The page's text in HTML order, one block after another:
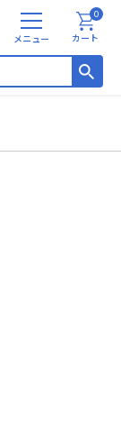
メ
ニ
カート
0